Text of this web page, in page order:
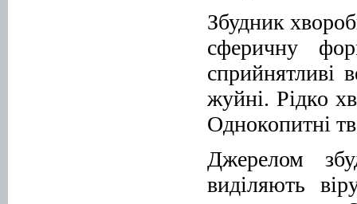
Збудник
сферичну
сприйнятливі
жуйні. Рідко
Однокопитні
Джерелом
виділяють